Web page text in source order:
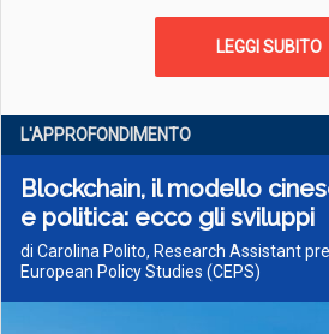
LEGGI SUBITO
L'APPROFONDIMENTO
Blockchain, il modello
e politica: ecco gli sviluppi
di Carolina Polito, Research Assistant
European Policy Studies (CEPS)